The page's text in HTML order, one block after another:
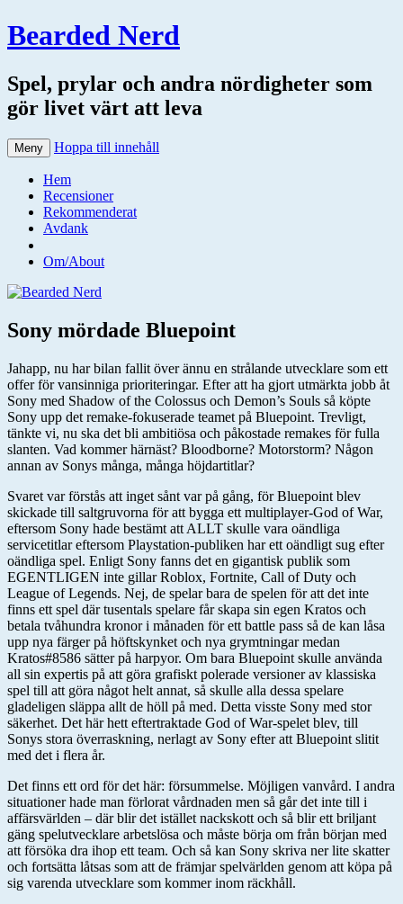
Bearded Nerd
Spel, prylar och andra nördigheter som
gör livet värt att leva
Meny Hoppa till innehåll
Hem
Recensioner
Rekommenderat
Avdank
Om/About
Sony mördade Bluepoint
Jahapp, nu har bilan fallit över ännu en strålande utvecklare som ett
offer för vansinniga prioriteringar. Efter att ha gjort utmärkta jobb åt
Sony med Shadow of the Colossus och Demon’s Souls så köpte
Sony upp det remake-fokuserade teamet på Bluepoint. Trevligt,
tänkte vi, nu ska det bli ambitiösa och påkostade remakes för fulla
slanten. Vad kommer härnäst? Bloodborne? Motorstorm? Någon
annan av Sonys många, många höjdartitlar?
Svaret var förstås att inget sånt var på gång, för Bluepoint blev
skickade till saltgruvorna för att bygga ett multiplayer-God of War,
eftersom Sony hade bestämt att ALLT skulle vara oändliga
servicetitlar eftersom Playstation-publiken har ett oändligt sug efter
oändliga spel. Enligt Sony fanns det en gigantisk publik som
EGENTLIGEN inte gillar Roblox, Fortnite, Call of Duty och
League of Legends. Nej, de spelar bara de spelen för att det inte
finns ett spel där tusentals spelare får skapa sin egen Kratos och
betala tvåhundra kronor i månaden för ett battle pass så de kan låsa
upp nya färger på höftskynket och nya grymtningar medan
Kratos#8586 sätter på harpyor. Om bara Bluepoint skulle använda
all sin expertis på att göra grafiskt polerade versioner av klassiska
spel till att göra något helt annat, så skulle alla dessa spelare
gladeligen släppa allt de höll på med. Detta visste Sony med stor
säkerhet. Det här hett eftertraktade God of War-spelet blev, till
Sonys stora överraskning, nerlagt av Sony efter att Bluepoint slitit
med det i flera år.
Det finns ett ord för det här: försummelse. Möjligen vanvård. I andra
situationer hade man förlorat vårdnaden men så går det inte till i
affärsvärlden – där blir det istället nackskott och så blir ett briljant
gäng spelutvecklare arbetslösa och måste börja om från början med
att försöka dra ihop ett team. Och så kan Sony skriva ner lite skatter
och fortsätta låtsas som att de främjar spelvärlden genom att köpa på
sig varenda utvecklare som kommer inom räckhåll.